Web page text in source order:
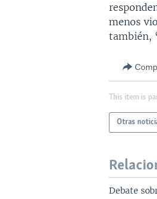
menos
también,
This item is
Otras
Debate